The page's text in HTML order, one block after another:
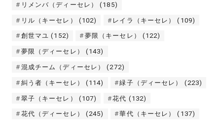
リメンバ（ディーセレ） (185)
リル（キーセレ） (102) レイラ（キーセレ） (109)
創世マユ (152) 夢限（キーセレ） (122)
夢限（ディーセレ） (143)
混成チーム（ディーセレ） (272)
糾う者（キーセレ） (114) 緑子（ディーセレ） (223)
翠子（キーセレ） (107) 花代 (132)
花代（ディーセレ） (245) 華代（キーセレ） (137)